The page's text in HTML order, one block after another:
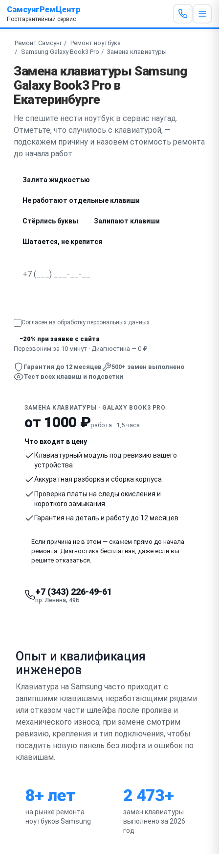
СамсунгРемЦентр
Постгарантийный сервис
Ремонт Самсунг
Ремонт ноутбука
Samsung Galaxy Book3 Pro
Замена клавиатуры
Замена клавиатуры Samsung
Galaxy Book3 Pro в
Екатеринбурге
Не спешите нести ноутбук в сервис наугад.
Отметьте, что случилось с клавиатурой, —
подскажем причину и назовём стоимость ремонта
до начала работ.
Залита жидкостью
Не работают отдельные клавиши
Стёрлись буквы Залипают клавиши
Шатается, не крепится
Клавиатура не реагирует полностью
Скрипит, дребезжит при наборе
Согласен на обработку персональных данных
−20% при заявке с сайта
Перезвоним за 10 минут · Диагностика — 0 ₽
Гарантия до 12 месяцев
500+ замен выполнено
Тест всех клавиш и подсветки
ЗАМЕНА КЛАВИАТУРЫ · GALAXY BOOK3 PRO
от 1000 ₽работа · 1,5 часа
Что входит в цену
Клавиатурный модуль под ревизию вашего
устройства
Аккуратная разборка и сборка корпуса
Проверка платы на следы окисления и
короткого замыкания
Гарантия на деталь и работу до 12 месяцев
Если причина не в этом — скажем прямо до начала
ремонта. Диагностика бесплатная, даже если вы
решите отказаться.
+7 (343) 226-49-61
пр. Ленина, 49Б
Опыт и квалификация
инженеров
Клавиатура на Samsung часто приходит с
залипшими клавишами, неработающими рядами
или отказом части шлейфа после пролива и
механического износа; при замене смотрим
ревизию, крепления и тип подключения, чтобы
посадить новую панель без люфта и ошибок по
клавишам.
8+ лет
на рынке ремонта
ноутбуков Samsung
2 473+
замен клавиатуры
выполнено за 2026
год